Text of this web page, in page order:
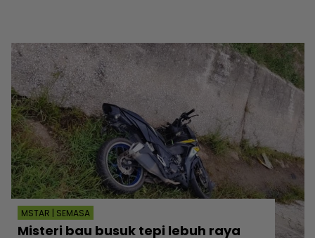
MSTAR | SEMASA
Misteri bau busuk tepi lebuh raya